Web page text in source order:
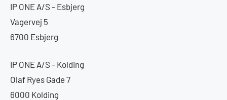
IP ONE A/S - Esbjerg
Vagervej 5
6700 Esbjerg
IP ONE A/S - Kolding
Olaf Ryes Gade 7
6000 Kolding